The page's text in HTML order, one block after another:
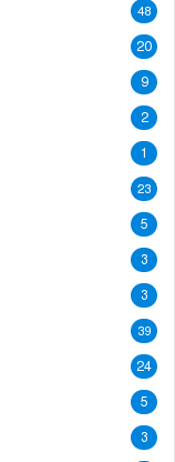
48
20
9
2
1
23
5
3
3
39
24
5
3